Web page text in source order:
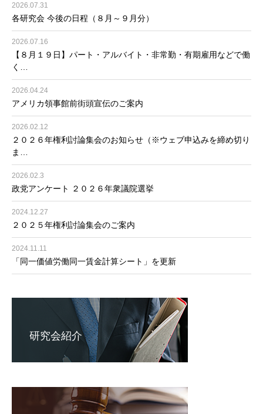
2026.07.31
各研究会 今後の日程（８月～９月分）
2026.07.16
【８月１９日】パート・アルバイト・非常勤・有期雇用などで働
く…
2026.04.24
アメリカ領事館前街頭宣伝のご案内
2026.02.12
２０２６年権利討論集会のお知らせ（※ウェブ申込みを締め切り
ま…
2026.02.3
政党アンケート ２０２６年衆議院選挙
2024.12.27
２０２５年権利討論集会のご案内
2024.11.11
「同一価値労働同一賃金計算シート」を更新
研究会紹介